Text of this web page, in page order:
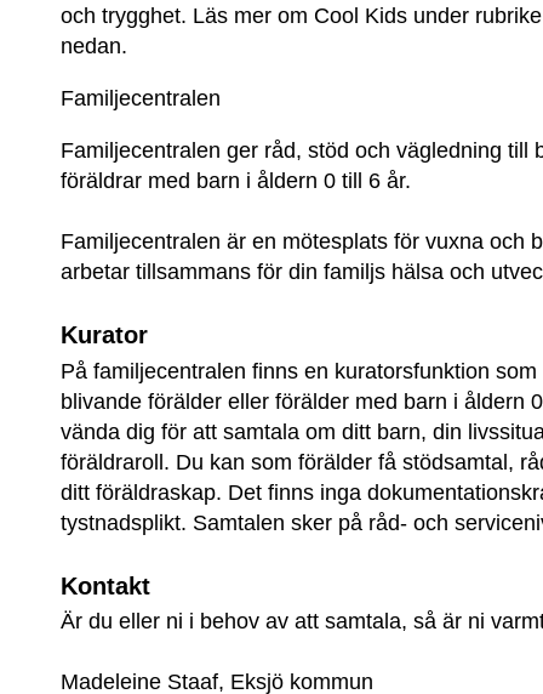
och trygghet. Läs mer om Cool Kids under
nedan.
Familjecentralen
Familjecentralen ger råd, stöd och vägledning till
föräldrar med barn i åldern 0 till 6 år.
Familjecentralen är en mötesplats för vuxna och
arbetar tillsammans för din familjs hälsa och
Kurator
På familjecentralen finns en kuratorsfunktion
blivande förälder eller förälder med barn i åldern
vända dig för att samtala om ditt barn, din
föräldraroll. Du kan som förälder få stödsamtal,
ditt föräldraskap. Det finns inga
tystnadsplikt. Samtalen sker på råd- och
Kontakt
Är du eller ni i behov av att samtala, så är ni
Madeleine Staaf, Eksjö kommun